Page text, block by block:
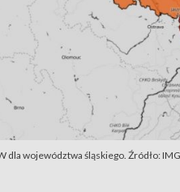
dla województwa śląskiego. Źródło: